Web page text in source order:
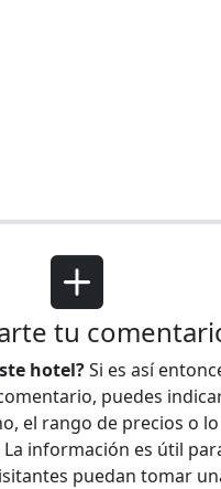
tu
hotel?Si es así
puedes
el rango de precios o lo
información es útil
puedan tomar